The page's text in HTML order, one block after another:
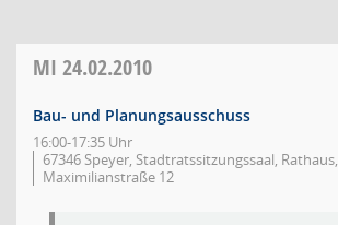
MI 24.02.2010
Bau- und Planungsausschuss
16:00-17:35 Uhr
67346 Speyer, Stadtratssitzungssaal, Rathaus,
Maximilianstraße 12